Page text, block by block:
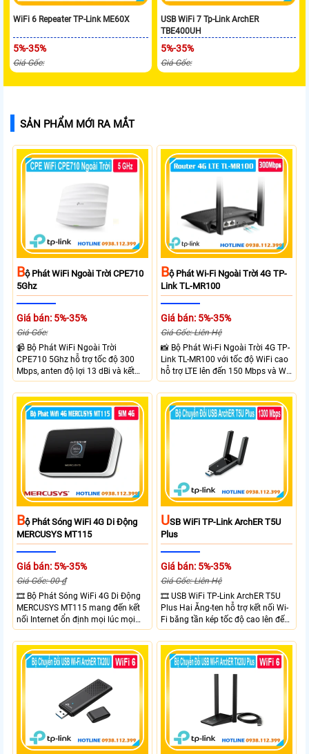
WiFi 6 Repeater TP-Link ME60X
5%-35%
Giá Gốc:
USB WiFi 7 Tp-Link ArchER
TBE400UH
5%-35%
Giá Gốc:
SẢN PHẨM MỚI RA MẮT
BỘ Phát WiFi Ngoài Trời CPE710
5Ghz
Giá bán: 5%-35%
Giá Gốc:
📹 Bộ Phát WiFi Ngoài Trời
CPE710 5Ghz hỗ trợ tốc độ 300
Mbps, anten độ lợi 13 dBi và kết
nối đường dài trên 10 km trong
điều kiện phù hợp. Trang bị cổng
Ethernet Shielded 10/100 Mbps, hỗ
trợ PoE Passive, MAXtream TDMA,
quản lý tập trung và phân tích
quang phổ. Chuẩn IPX5 giúp tăng
khả năng chống chịu thời tiết.
BỘ Phát Wi-Fi Ngoài Trời 4G TP-
Link TL-MR100
Giá bán: 5%-35%
Giá Gốc: Liên Hệ
📸 Bộ Phát Wi-Fi Ngoài Trời 4G TP-
Link TL-MR100 với tốc độ WiFi cao
hỗ trợ LTE lên đến 150 Mbps và Wi-
Fi 2.4 GHz lên đến 300 Mbps với
thiết kế với vỏ chống chịu thời tiết
chuẩn IP65, chống sét ±6kV và
chống tĩnh điện ±15kV
BỘ Phát Sóng WiFi 4G Di Động
MERCUSYS MT115
Giá bán: 5%-35%
Giá Gốc: 00 ₫
🎞 Bộ Phát Sóng WiFi 4G Di Động
MERCUSYS MT115 mang đến kết
nối Internet ổn định mọi lúc mọi
nơi với tốc độ 4G LTE tải xuống lên
đến 150Mbps. Chuẩn WiFi 6
AX300, pin 2400mAh hoạt động
đến 10 giờ và khả năng kết nối
USB WiFi TP-Link ArchER T5U
Plus
Giá bán: 5%-35%
Giá Gốc: Liên Hệ
🎞 USB WiFi TP-Link ArchER T5U
Plus Hai Ăng-ten hỗ trợ kết nối Wi-
Fi băng tần kép tốc độ cao lên đến
1300 Mbps. Hai ăng-ten ngoài kết
hợp công nghệ Beamforming giúp
tăng cường tín hiệu và vùng phủ
sóng. USB 3.0 cho tốc độ truyền dữ
và cài đặt dễ dàng không cần đĩa
tư